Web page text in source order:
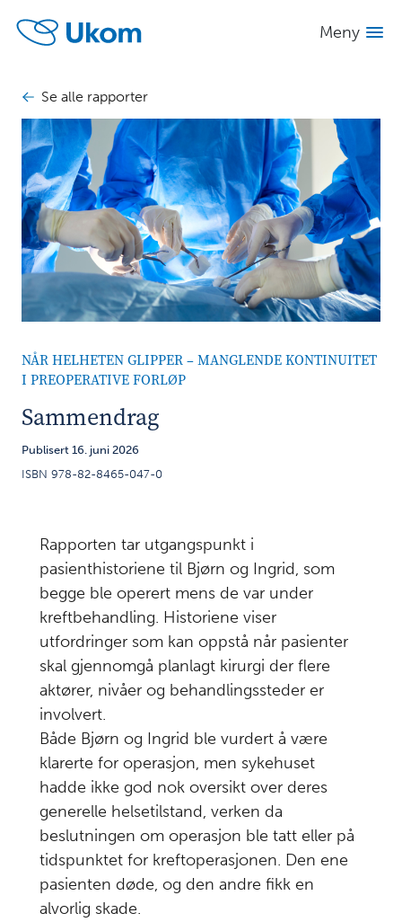
Meny
rapporter
innhold
Når
helheten
glipper
manglende
kontinuitet
preoperative
forløp
2 Bakgrunn
3 Pasienthistoriene
4
Vurdering
av
før og
under
behandling
Ansvar og
informasjonsflyt i
sammensatte
behandlingsforløp
Preoperative
rutiner
Forbedringstiltak
Geografi og
funksjonsfordeling
Anbefalinger
Se alle rapporter
NÅR HELHETEN GLIPPER – MANGLENDE KONTINUITET
I PREOPERATIVE FORLØP
Sammendrag
Publisert 16. juni 2026
ISBN 978-82-8465-047-0
Rapporten tar utgangspunkt i
pasienthistoriene til Bjørn og Ingrid, som
begge ble operert mens de var under
kreftbehandling. Historiene viser
utfordringer som kan oppstå når pasienter
skal gjennomgå planlagt kirurgi der flere
aktører, nivåer og behandlingssteder er
involvert.
Både Bjørn og Ingrid ble vurdert å være
klarerte for operasjon, men sykehuset
hadde ikke god nok oversikt over deres
generelle helsetilstand, verken da
beslutningen om operasjon ble tatt eller på
tidspunktet for kreftoperasjonen. Den ene
pasienten døde, og den andre fikk en
alvorlig skade.